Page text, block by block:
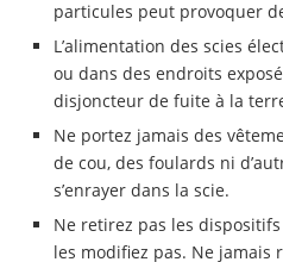
particules peut provoquer
L’alimentation des scies
ou dans des endroits
disjoncteur de fuite à la
Ne portez jamais des
de cou, des foulards ni
s’enrayer dans la scie.
Ne retirez pas les
les modifiez pas. Ne